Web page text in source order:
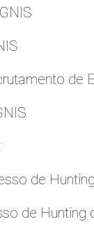
de
de
de Hunting